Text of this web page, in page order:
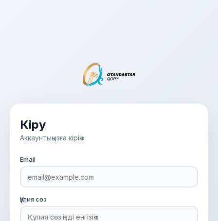
Кіру
Аккаунтыңызға кіріңіз
Email
Құпия сөз